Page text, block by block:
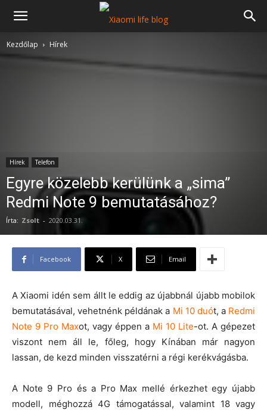
Kezdőlap Hírek
Hírek Telefon
Egyre közelebb kerülünk a „sima”
Redmi Note 9 bemutatásához?
Írta: Zsolt - 2020.03.31.
Facebook X Email
A Xiaomi idén sem állt le eddig az újabbnál újabb mobilok
bemutatásával, vehetnénk példának a Mi 10 duót, a Redmi
Note 9 Pro Maxot, vagy éppen a Mi 10 Lite-ot. A gépezet
viszont nem áll le, főleg, hogy Kínában már nagyon
lassan, de kezd minden visszatérni a régi kerékvágásba.
A Note 9 Pro és a Pro Max mellé érkezhet egy újabb
modell, méghozzá 4G támogatással, valamint 18 vagy